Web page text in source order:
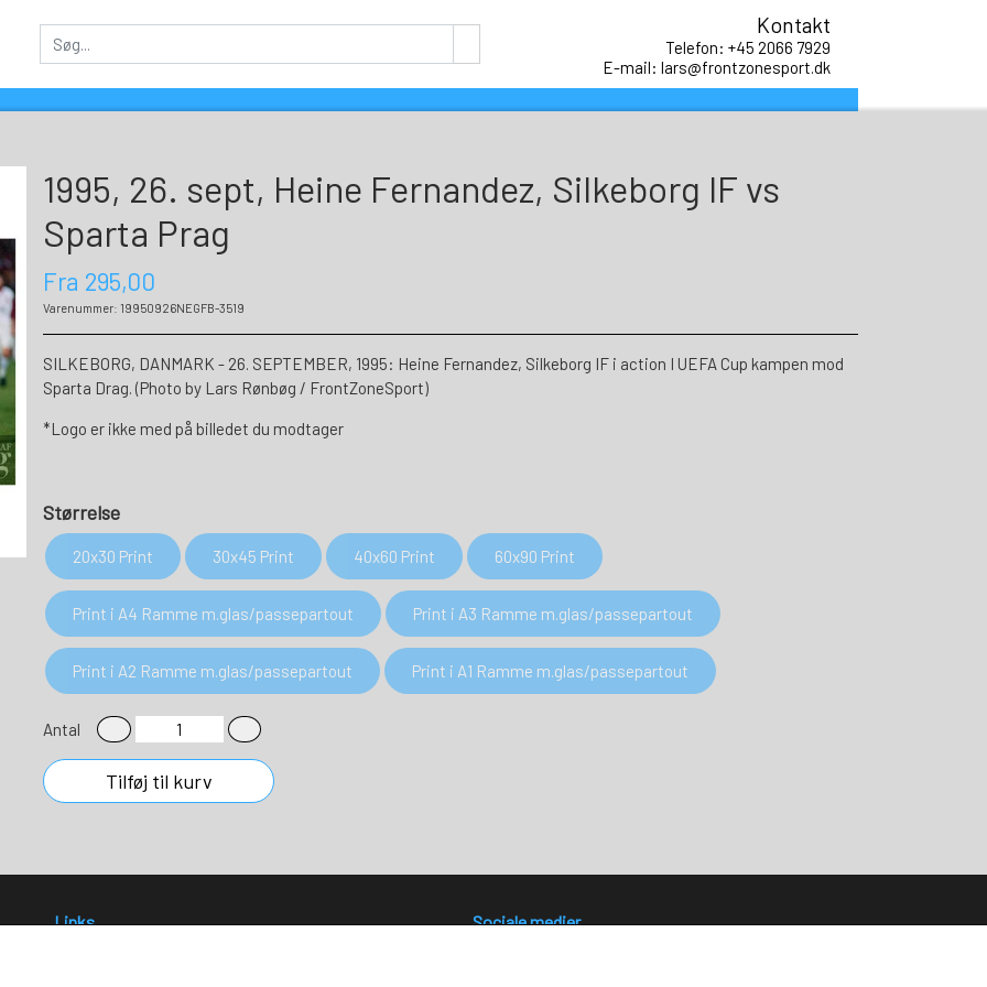
Kontakt
Telefon: +45 2066 7929
E-mail: lars@frontzonesport.dk
1995, 26. sept, Heine Fernandez, Silkeborg IF vs
Sparta Prag
Fra 295,00
Varenummer: 19950926NEGFB-3519
SILKEBORG, DANMARK - 26. SEPTEMBER, 1995: Heine Fernandez, Silkeborg IF i action I UEFA Cup kampen mod
Sparta Drag. (Photo by Lars Rønbøg / FrontZoneSport)
*Logo er ikke med på billedet du modtager
Størrelse
20x30 Print 30x45 Print 40x60 Print 60x90 Print
Print i A4 Ramme m.glas/passepartout Print i A3 Ramme m.glas/passepartout
Print i A2 Ramme m.glas/passepartout Print i A1 Ramme m.glas/passepartout
Antal
Tilføj til kurv
Links Sociale medier